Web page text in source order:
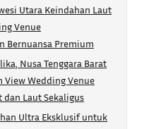
Utara Keindahan Laut
Venue
Bernuansa Premium
Nusa Tenggara Barat
View Wedding Venue
Laut Sekaligus
Ultra Eksklusif untuk